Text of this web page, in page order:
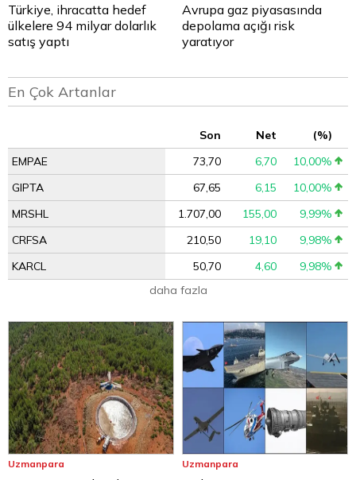
Türkiye, ihracatta hedef
ülkelere 94 milyar dolarlık
satış yaptı
Avrupa gaz piyasasında
depolama açığı risk
yaratıyor
En Çok Artanlar
Son Net
(%)
EMPAE
73,70 6,70
10,00%
GIPTA
67,65 6,15
10,00%
MRSHL
1.707,00 155,00
9,99%
CRFSA
210,50 19,10
9,98%
KARCL
50,70 4,60
9,98%
daha fazla
Uzmanpara Uzmanpara